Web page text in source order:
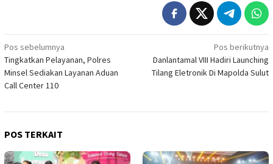
Navigasi
pos
Pos sebelumnya
Tingkatkan Pelayanan, Polres
Minsel Sediakan Layanan Aduan
Call Center 110
Pos berikutnya
Danlantamal VIII Hadiri Launching
Tilang Eletronik Di Mapolda Sulut
POS TERKAIT